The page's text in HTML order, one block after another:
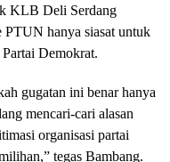
KLB Deli Serdang
hanya siasat untuk
Demokrat.
gugatan ini benar hanya
mencari-cari alasan
organisasi partai
tegas Bambang.